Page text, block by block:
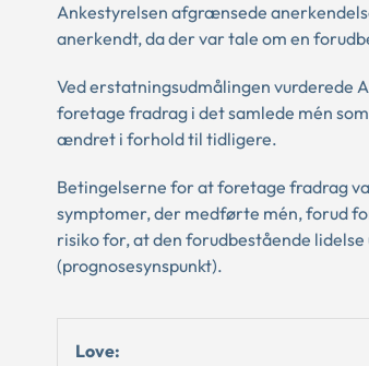
Ankestyrelsen afgrænsede
anerkendt, da der var tale om en
Ved erstatningsudmålingen vurderede
foretage fradrag i det samlede mén
ændret i forhold til tidligere.
Betingelserne for at foretage fradrag
symptomer, der medførte mén, forud
risiko for, at den forudbestående
(prognosesynspunkt).
Love: